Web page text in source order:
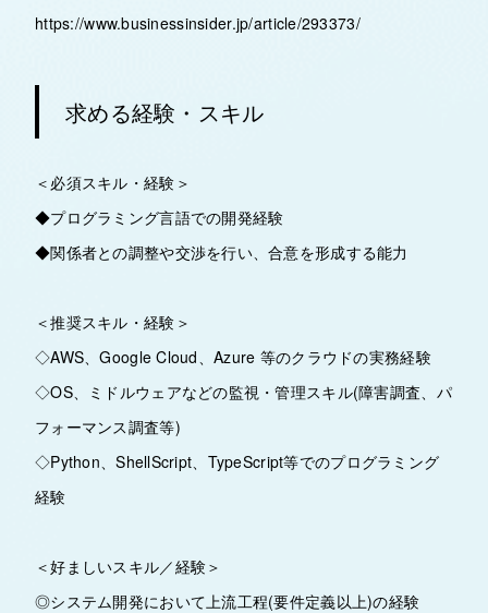
https://www.businessinsider.jp/article/293373/
求める経験・スキル
＜必須スキル・経験＞
◆プログラミング言語での開発経験
◆関係者との調整や交渉を行い、合意を形成する能力
＜推奨スキル・経験＞
◇AWS、Google Cloud、Azure 等のクラウドの実務経験
◇OS、ミドルウェアなどの監視・管理スキル(障害調査、パ
フォーマンス調査等)
◇Python、ShellScript、TypeScript等でのプログラミング
経験
＜好ましいスキル／経験＞
◎システム開発において上流工程(要件定義以上)の経験